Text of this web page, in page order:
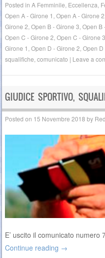
Posted inA Femminile, Eccellenza,
Open A - Girone 1 ,Open A - Girone 2
Girone 2,Open B - Girone 3,Open B
Open C - Girone 2,Open C - Girone 3
Girone 1 ,Open D - Girone 2,Open
squalifiche,comunicato | Leave a
GIUDICE SPORTIVO,
Posted on 15 Novembre 2018 by
E’ uscito il comunicato numero
Continue reading →